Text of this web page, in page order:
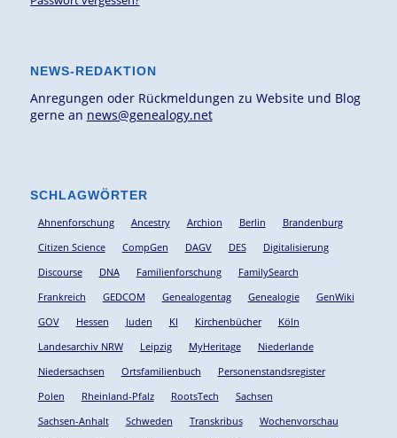
NEWS-REDAKTION
Anregungen oder Rückmeldungen zu Website und Blog
gerne an news@genealogy.net
SCHLAGWÖRTER
Ahnenforschung Ancestry Archion Berlin
Brandenburg
Citizen Science
CompGen DAGV DES
Digitalisierung
Discourse
DNA Familienforschung
FamilySearch
Frankreich
GEDCOM Genealogentag Genealogie
GenWiki
GOV
Hessen Juden KI Kirchenbücher
Köln
Landesarchiv NRW
Leipzig MyHeritage
Niederlande
Niedersachsen
Ortsfamilienbuch
Personenstandsregister
Polen
Rheinland-Pfalz RootsTech
Sachsen
Sachsen-Anhalt
Schweden Transkribus
Wochenvorschau